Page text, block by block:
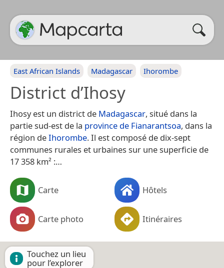
East African Islands Madagascar Ihorombe
District d’Ihosy
Ihosy est un district de Madagascar, situé dans la
partie sud-est de la province de Fianarantsoa, dans la
région deIhorombe. Il est composé de dix-sept
communes rurales et urbaines sur une superficie de
17 358 km² :…
Carte Hôtels
Carte photo Itinéraires
Touchez un lieu
pour l’explorer